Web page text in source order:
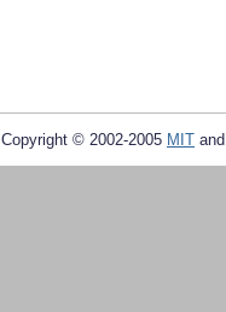
Copyright © 2002-2005 MIT